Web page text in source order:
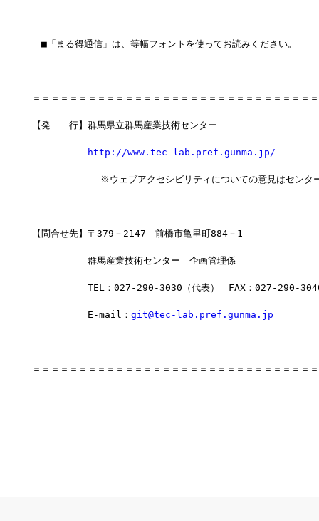
■「まる得通信」は、等幅フォントを使ってお読みください。
＝＝＝＝＝＝＝＝＝＝＝＝＝＝＝＝＝＝＝＝＝＝＝＝＝＝＝＝＝＝
【発　　行】群馬県立群馬産業技術センター
http://www.tec-lab.pref.gunma.jp/
※ウェブアクセシビリティについての意見はセンタ
【問合せ先】〒379－2147　前橋市亀里町884－1
群馬産業技術センター　企画管理係
TEL：027-290-3030（代表）　FAX：027-290-
E-mail： git@tec-lab.pref.gunma.jp
＝＝＝＝＝＝＝＝＝＝＝＝＝＝＝＝＝＝＝＝＝＝＝＝＝＝＝＝＝＝